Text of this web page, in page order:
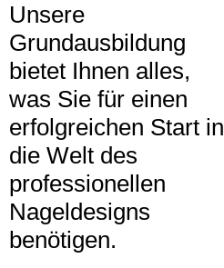
Unsere
Grundausbildung
bietet Ihnen alles,
was Sie für einen
erfolgreichen Start in
die Welt des
professionellen
Nageldesigns
benötigen.